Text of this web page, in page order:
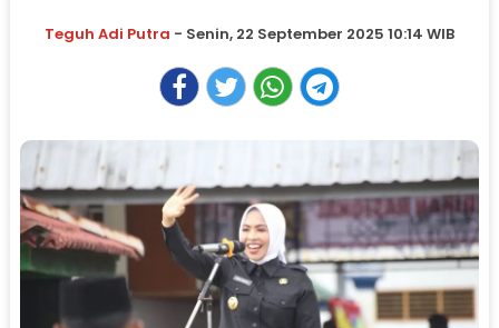
Teguh Adi Putra - Senin, 22 September 2025 10:14 WIB